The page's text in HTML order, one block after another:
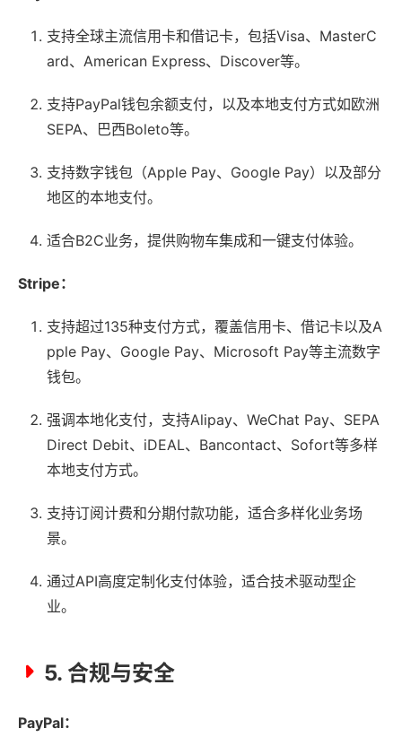
支持全球主流信用卡和借记卡，包括Visa、MasterC
ard、American Express、Discover等。
支持PayPal钱包余额支付，以及本地支付方式如欧洲
SEPA、巴西Boleto等。
支持数字钱包（Apple Pay、Google Pay）以及部分
地区的本地支付。
适合B2C业务，提供购物车集成和一键支付体验。
Stripe：
支持超过135种支付方式，覆盖信用卡、借记卡以及A
pple Pay、Google Pay、Microsoft Pay等主流数字
钱包。
强调本地化支付，支持Alipay、WeChat Pay、SEPA
Direct Debit、iDEAL、Bancontact、Sofort等多样
本地支付方式。
支持订阅计费和分期付款功能，适合多样化业务场
景。
通过API高度定制化支付体验，适合技术驱动型企
业。
5. 合规与安全
PayPal：